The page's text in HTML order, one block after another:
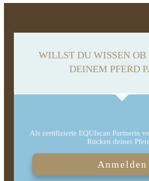
WILLST DU WISSEN OB
DEINEM PFERD
Als zertifizierte EQUIscan Partnerin
Rücken deines
Anmelden